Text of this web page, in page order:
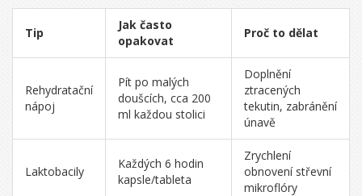
Tip
Jak často
opakovat
Proč to dělat
Rehydratační
nápoj
Pít po malých
doušcích, cca 200
ml každou stolici
Doplnění
ztracených
tekutin, zabránění
únavě
Laktobacily
Každých 6 hodin
kapsle/tableta
Zrychlení
obnovení střevní
mikroflóry